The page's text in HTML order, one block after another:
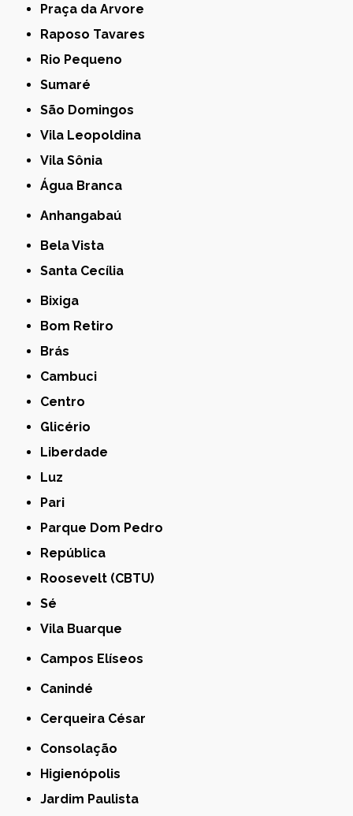
Praça da Arvore
Raposo Tavares
Rio Pequeno
Sumaré
São Domingos
Vila Leopoldina
Vila Sônia
Água Branca
Anhangabaú
Bela Vista
Santa Cecília
Bixiga
Bom Retiro
Brás
Cambuci
Centro
Glicério
Liberdade
Luz
Pari
Parque Dom Pedro
República
Roosevelt (CBTU)
Sé
Vila Buarque
Campos Elíseos
Canindé
Cerqueira César
Consolação
Higienópolis
Jardim Paulista